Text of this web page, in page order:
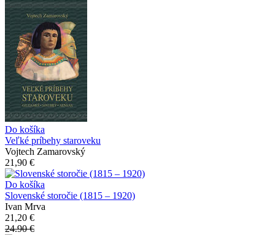
Do košíka
Veľké príbehy staroveku
Vojtech Zamarovský
21,90 €
Do košíka
Slovenské storočie (1815 – 1920)
Ivan Mrva
21,20 €
24.90 €